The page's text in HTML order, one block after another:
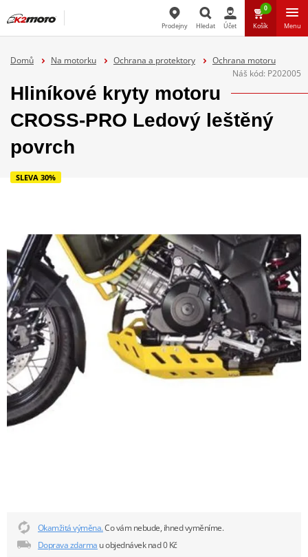
Hledat
Prodejny Hledat Účet
0
Košík Menu
Domů Na motorku Ochrana a protektory
Ochrana motoru
Náš kód: P202005
Hliníkové kryty motoru
CROSS-PRO Ledový leštěný
povrch
SLEVA 30%
Okamžitá výměna.Co vám nebude, ihned vyměníme.
Doprava zdarma u objednávek nad 0 Kč